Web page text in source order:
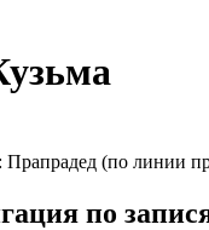
Прапрадед (по линии
по